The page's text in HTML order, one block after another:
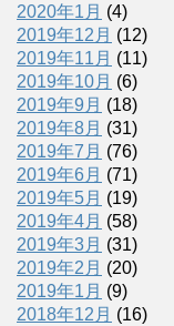
2020年1月 (4)
2019年12月 (12)
2019年11月 (11)
2019年10月 (6)
2019年9月 (18)
2019年8月 (31)
2019年7月 (76)
2019年6月 (71)
2019年5月 (19)
2019年4月 (58)
2019年3月 (31)
2019年2月 (20)
2019年1月 (9)
2018年12月 (16)